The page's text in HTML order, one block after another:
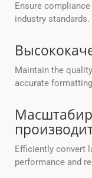
Ensure
industry standards.
Maintain the
accurate
Efficiently convert
performance and